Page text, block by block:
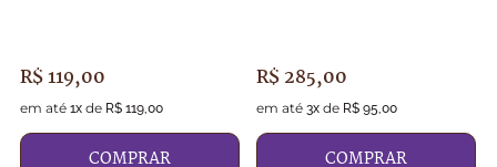
R$ 119,00
em até 1xde R$ 119,00
COMPRAR
R$ 285,00
em até 3xde R$ 95,00
COMPRAR